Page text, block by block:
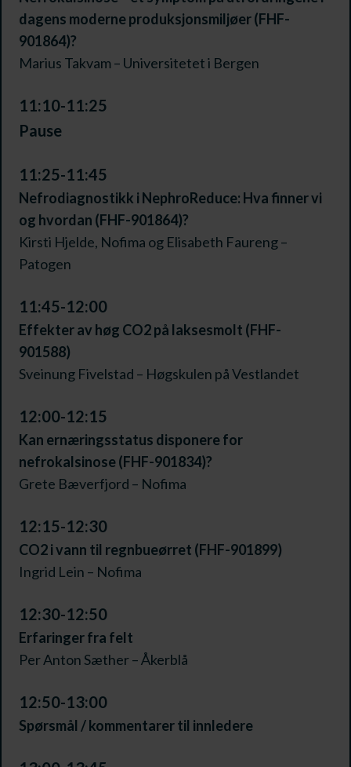
dagens moderne produksjonsmiljøer (FHF-
901864)?
Marius Takvam – Universitetet i Bergen
11:10-11:25
Pause
11:25-11:45
Nefrodiagnostikk i NephroReduce: Hva finner vi
og hvordan (FHF-901864)?
Kirsti Hjelde, Nofima og Elisabeth Faureng –
Patogen
11:45-12:00
Effekter av høg CO2 på laksesmolt (FHF-
901588)
Sveinung Fivelstad – Høgskulen på Vestlandet
12:00-12:15
Kan ernæringsstatus disponere for
nefrokalsinose (FHF-901834)?
Grete Bæverfjord – Nofima
12:15-12:30
CO2 i vann til regnbueørret (FHF-901899)
Ingrid Lein – Nofima
12:30-12:50
Erfaringer fra felt
Per Anton Sæther – Åkerblå
12:50-13:00
Spørsmål / kommentarer til innledere